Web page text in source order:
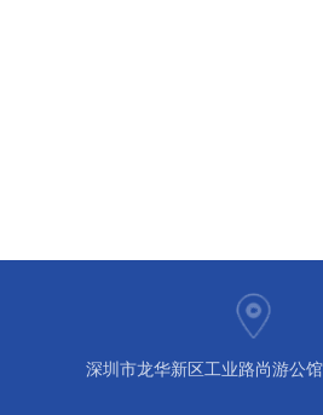
深圳市龙华新区工业路尚游公